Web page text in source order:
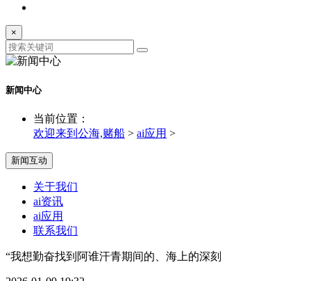
×
新闻中心
当前位置：
欢迎来到公海,赌船 > ai应用 >
新闻互动
关于我们
ai资讯
ai应用
联系我们
“我想勤奋找到阿谁汗青期间的、海上的深刻